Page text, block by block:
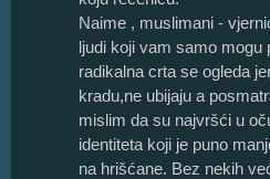
Naime , muslimani -
ljudi koji vam samo mogu
radikalna crta se ogleda
kradu,ne ubijaju a
mislim da su najvršći u
identiteta koji je puno
na hrišćane. Bez nekih